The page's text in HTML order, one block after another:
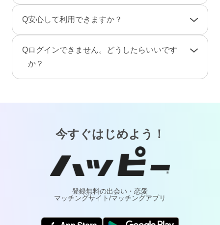
男性は、事前にポイントをご購入のうえご利用
となります。（1P＝約10円、消費ポイントはサ
ービスによって異なります）
また、検索結果にあなたのプロフィールが表示
されないように設定することもできます。
手続き」から行えます。
画・メッセージ・ポイント（コイン）などのア
カウント情報はすべて削除されます。復旧や返
金はできませんのでご注意ください。
Q安心して利用できますか？
ービスでは24時間365日体制で有人による監視・
通報対応・年齢確認を行っております。
Qログインできません。どうしたらいいです
か？
今すぐはじめよう！
登録無料の出会い・恋愛
マッチングサイト/マッチングアプリ